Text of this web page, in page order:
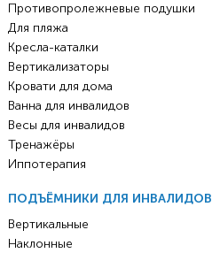
Противопролежневые подушки
Для пляжа
Кресла-каталки
Вертикализаторы
Кровати для дома
Ванна для инвалидов
Весы для инвалидов
Тренажёры
Иппотерапия
ПОДЪЁМНИКИ ДЛЯ ИНВАЛИДОВ
Вертикальные
Наклонные